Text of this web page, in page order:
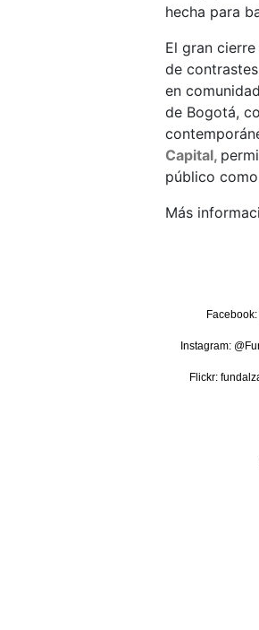
hecha para
El gran
de
en
de Bogotá,
Capital,
público
Más
Instagram:
Flickr: